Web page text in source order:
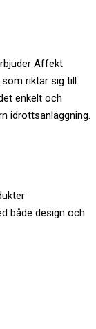
Affekt
som riktar sig till
enkelt och
idrottsanläggning.
både design och